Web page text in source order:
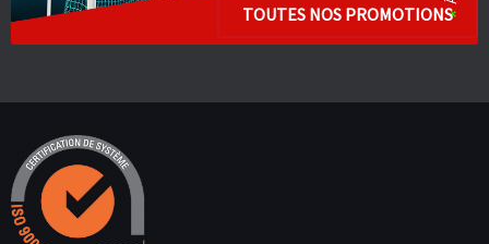
TOUTES NOS PROMOTIONS